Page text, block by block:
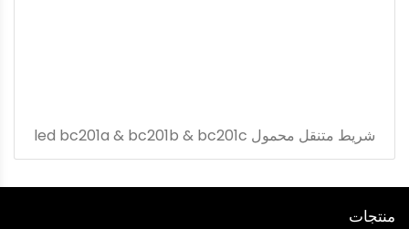
شريط متنقل محمول led bc201a & bc201b & bc201c
منتجات